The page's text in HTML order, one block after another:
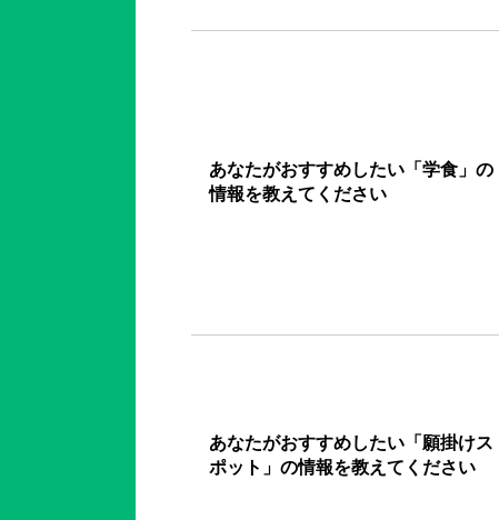
あなたがおすすめしたい「学食」の
情報を教えてください
あなたがおすすめしたい「願掛けス
ポット」の情報を教えてください